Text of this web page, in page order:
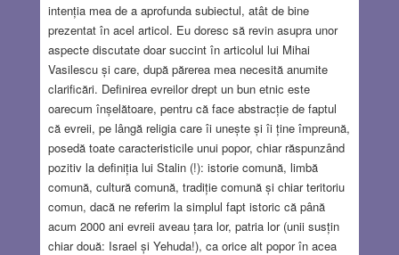
intenția mea de a aprofunda subiectul, atât de bine
prezentat în acel articol. Eu doresc să revin asupra unor
aspecte discutate doar succint în articolul lui Mihai
Vasilescu și care, după părerea mea necesită anumite
clarificări. Definirea evreilor drept un bun etnic este
oarecum înșelătoare, pentru că face abstracție de faptul
că evreii, pe lângă religia care îi unește și îi ține împreună,
posedă toate caracteristicile unui popor, chiar răspunzând
pozitiv la definiția lui Stalin (!): istorie comună, limbă
comună, cultură comună, tradiție comună și chiar teritoriu
comun, dacă ne referim la simplul fapt istoric că până
acum 2000 ani evreii aveau țara lor, patria lor (unii susțin
chiar două: Israel și Yehuda!), ca orice alt popor în acea